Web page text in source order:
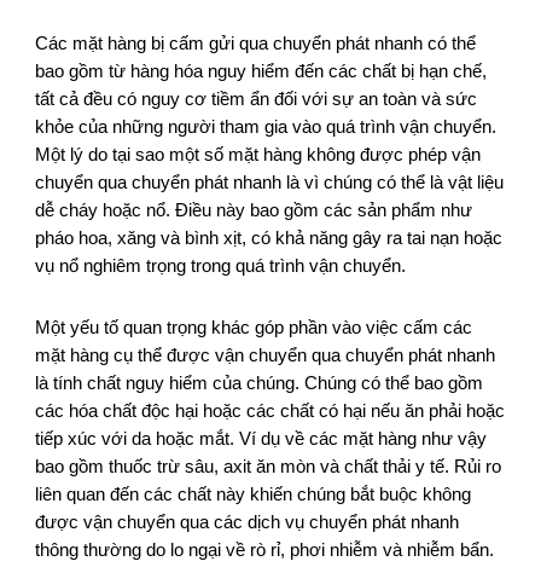
Các mặt hàng bị cấm gửi qua chuyển phát nhanh có thể
bao gồm từ hàng hóa nguy hiểm đến các chất bị hạn chế,
tất cả đều có nguy cơ tiềm ẩn đối với sự an toàn và sức
khỏe của những người tham gia vào quá trình vận chuyển.
Một lý do tại sao một số mặt hàng không được phép vận
chuyển qua chuyển phát nhanh là vì chúng có thể là vật liệu
dễ cháy hoặc nổ. Điều này bao gồm các sản phẩm như
pháo hoa, xăng và bình xịt, có khả năng gây ra tai nạn hoặc
vụ nổ nghiêm trọng trong quá trình vận chuyển.
Một yếu tố quan trọng khác góp phần vào việc cấm các
mặt hàng cụ thể được vận chuyển qua chuyển phát nhanh
là tính chất nguy hiểm của chúng. Chúng có thể bao gồm
các hóa chất độc hại hoặc các chất có hại nếu ăn phải hoặc
tiếp xúc với da hoặc mắt. Ví dụ về các mặt hàng như vậy
bao gồm thuốc trừ sâu, axit ăn mòn và chất thải y tế. Rủi ro
liên quan đến các chất này khiến chúng bắt buộc không
được vận chuyển qua các dịch vụ chuyển phát nhanh
thông thường do lo ngại về rò rỉ, phơi nhiễm và nhiễm bẩn.